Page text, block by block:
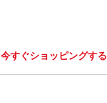
今すぐショッピングする